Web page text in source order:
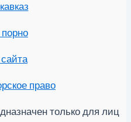
право
только для лиц